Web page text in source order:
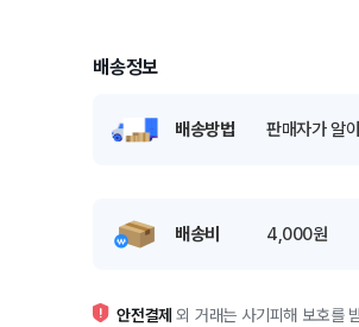
배송정보
배송방법 판매자가 알
배송비 4,000원
안전결제 외 거래는 사기피해 보호를